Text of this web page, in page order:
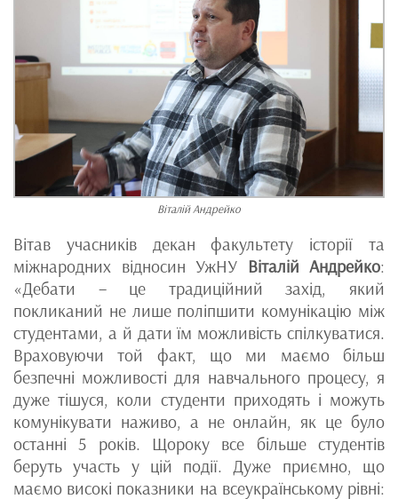
Віталій Андрейко
Вітав учасників декан факультету історії та
міжнародних відносин УжНУ Віталій Андрейко:
«Дебати – це традиційний захід, який
покликаний не лише поліпшити комунікацію між
студентами, а й дати їм можливість спілкуватися.
Враховуючи той факт, що ми маємо більш
безпечні можливості для навчального процесу, я
дуже тішуся, коли студенти приходять і можуть
комунікувати наживо, а не онлайн, як це було
останні 5 років. Щороку все більше студентів
беруть участь у цій події. Дуже приємно, що
маємо високі показники на всеукраїнському рівні: